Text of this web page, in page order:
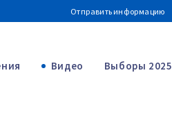
Отправить информацию
Видео Выборы 2025